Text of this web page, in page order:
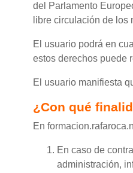
del Parlamento
libre circulación de los
El usuario podrá en
estos derechos puede
El usuario manifiesta
¿Con qué
En
En caso de
administración,